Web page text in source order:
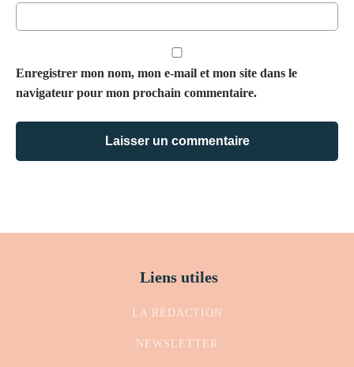
Enregistrer mon nom, mon e-mail et mon site dans le
navigateur pour mon prochain commentaire.
Liens utiles
LA RÉDACTION
NEWSLETTER